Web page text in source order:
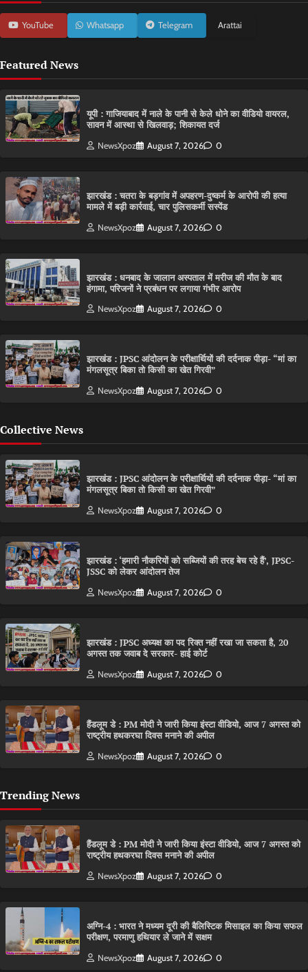
YouTube Whatsapp Telegram Arattai
Featured News
यूपी : गाजियाबाद में नाले के पानी से केले धोने का वीडियो वायरल,
सावन में आस्था से खिलवाड़; शिकायत दर्ज
NewsXpoz August 7, 2026 0
झारखंड : चतरा के बड़गांव में अपहरण-दुष्कर्म के आरोपी की हत्या
मामले में बड़ी कार्रवाई, चार पुलिसकर्मी सस्पेंड
NewsXpoz August 7, 2026 0
झारखंड : धनबाद के जालान अस्पताल में मरीज की मौत के बाद
हंगामा, परिजनों ने प्रबंधन पर लगाया गंभीर आरोप
NewsXpoz August 7, 2026 0
झारखंड : JPSC आंदोलन के परीक्षार्थियों की दर्दनाक पीड़ा- “मां का
मंगलसूत्र बिका तो किसी का खेत गिरवी”
NewsXpoz August 7, 2026 0
Collective News
झारखंड : JPSC आंदोलन के परीक्षार्थियों की दर्दनाक पीड़ा- “मां का
मंगलसूत्र बिका तो किसी का खेत गिरवी”
NewsXpoz August 7, 2026 0
झारखंड : ‘हमारी नौकरियों को सब्जियों की तरह बेच रहे हैं’, JPSC-
JSSC को लेकर आंदोलन तेज
NewsXpoz August 7, 2026 0
झारखंड : JPSC अध्यक्ष का पद रिक्त नहीं रखा जा सकता है, 20
अगस्त तक जवाब दे सरकार- हाई कोर्ट
NewsXpoz August 7, 2026 0
हैंडलूम डे : PM मोदी ने जारी किया इंस्टा वीडियो, आज 7 अगस्त को
राष्ट्रीय हथकरघा दिवस मनाने की अपील
NewsXpoz August 7, 2026 0
Trending News
हैंडलूम डे : PM मोदी ने जारी किया इंस्टा वीडियो, आज 7 अगस्त को
राष्ट्रीय हथकरघा दिवस मनाने की अपील
NewsXpoz August 7, 2026 0
अग्नि-4 : भारत ने मध्यम दूरी की बैलिस्टिक मिसाइल का किया सफल
परीक्षण, परमाणु हथियार ले जाने में सक्षम
NewsXpoz August 7, 2026 0